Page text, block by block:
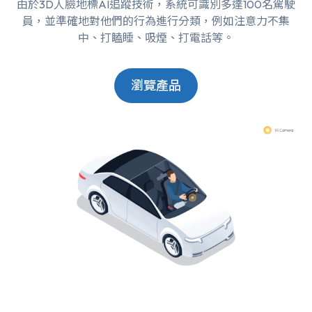
由於3D人臉地標AI追蹤技術，系統可識別多達100名駕駛
員，並準確地對他們的行為進行分類，例如注意力不集
中、打瞌睡、吸煙、打電話等。
瀏覽產品